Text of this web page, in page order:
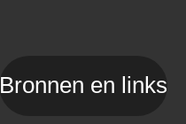
Bronnen en links